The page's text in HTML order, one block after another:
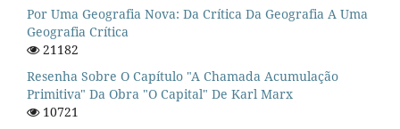
Por Uma Geografia Nova: Da Crítica Da Geografia A Uma
Geografia Crítica
21182
Resenha Sobre O Capítulo "A Chamada Acumulação
Primitiva" Da Obra "O Capital" De Karl Marx
10721